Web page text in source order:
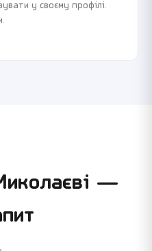
у своєму профілі.
—